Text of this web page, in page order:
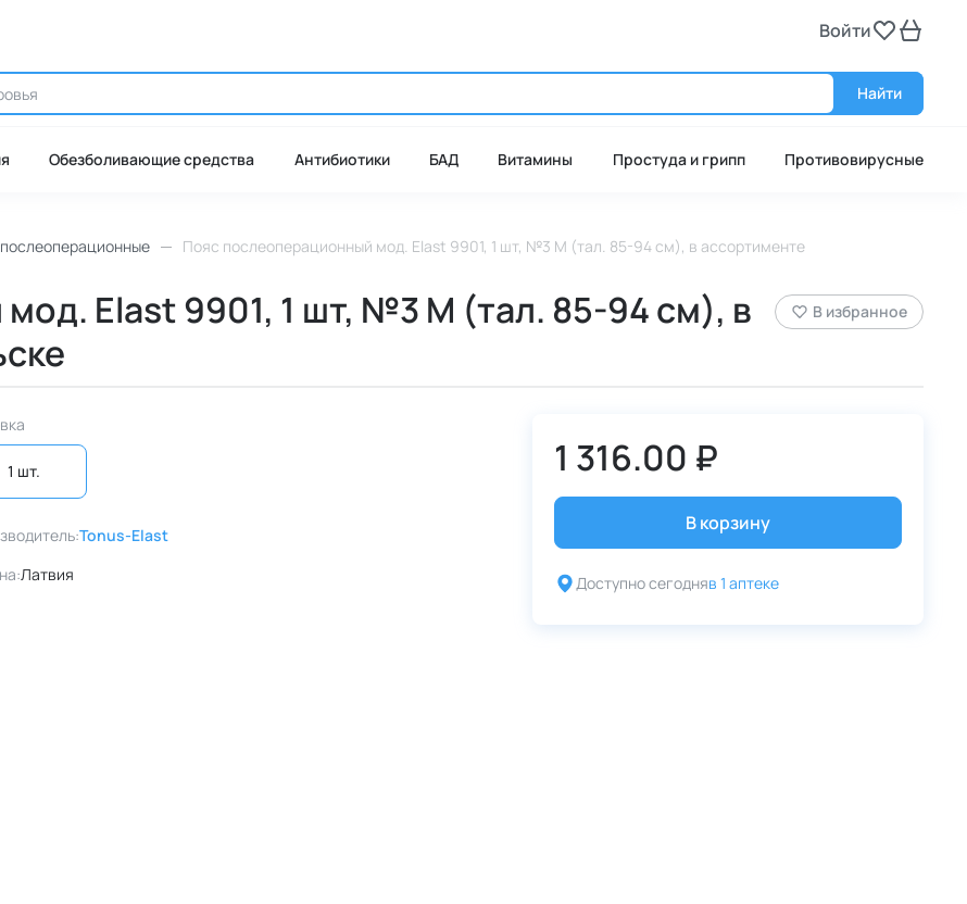
Войти
Найти
Обезболивающие средства Антибиотики БАД Витамины Простуда и грипп Противовирусные
Пояс послеоперационный мод. Elast 9901, 1 шт, №3 M (тал. 85-94 см), в ассортименте
Elast 9901, 1 шт, №3 M (тал. 85-94 см), в
В избранное
1 шт.
Tonus-Elast
Латвия
1 316.00 ₽
В корзину
Доступно сегодняв 1 аптеке